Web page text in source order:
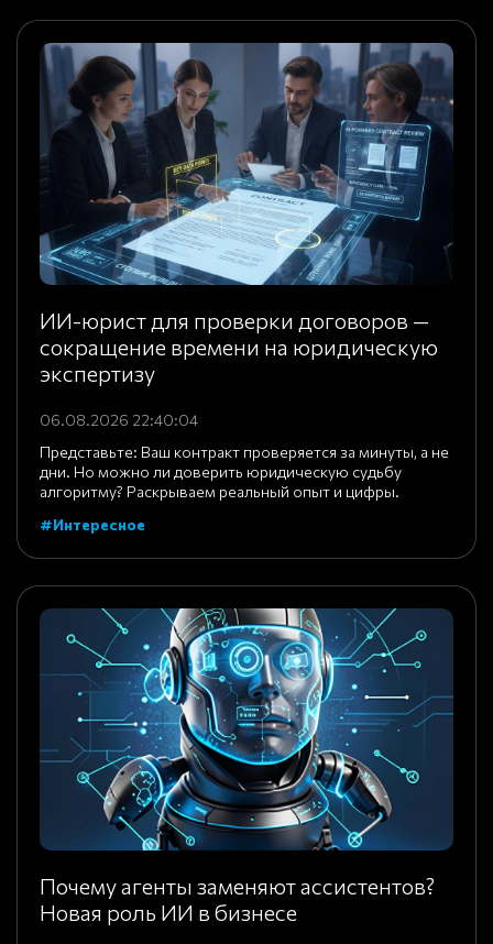
ИИ-юрист для проверки договоров —
сокращение времени на юридическую
экспертизу
06.08.2026 22:40:04
Представьте: Ваш контракт проверяется за минуты, а не
дни. Но можно ли доверить юридическую судьбу
алгоритму? Раскрываем реальный опыт и цифры.
#Интересное
Почему агенты заменяют ассистентов?
Новая роль ИИ в бизнесе